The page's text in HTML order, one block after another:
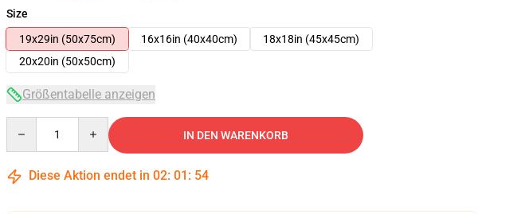
Size
19x29in (50x75cm)
16x16in (40x40cm)
18x18in (45x45cm)
20x20in (50x50cm)
Größentabelle anzeigen
IN DEN WARENKORB
Diese Aktion endet in 02: 01 : 53